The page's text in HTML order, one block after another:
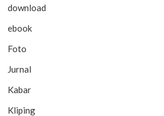
download
ebook
Foto
Jurnal
Kabar
Kliping